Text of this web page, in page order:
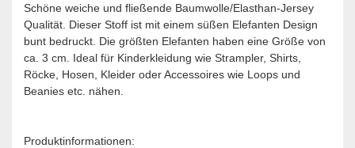
Schöne weiche und fließende Baumwolle/Elasthan-Jersey
Qualität. Dieser Stoff ist mit einem süßen Elefanten Design
bunt bedruckt. Die größten Elefanten haben eine Größe von
ca. 3 cm. Ideal für Kinderkleidung wie Strampler, Shirts,
Röcke, Hosen, Kleider oder Accessoires wie Loops und
Beanies etc. nähen.
Produktinformationen: